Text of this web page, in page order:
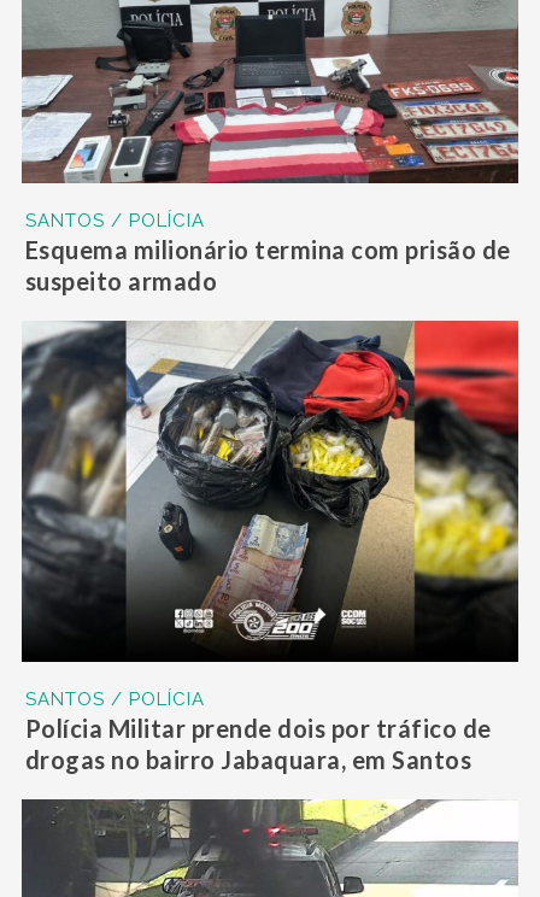
SANTOS / POLÍCIA
Esquema milionário termina com prisão de
suspeito armado
SANTOS / POLÍCIA
Polícia Militar prende dois por tráfico de
drogas no bairro Jabaquara, em Santos